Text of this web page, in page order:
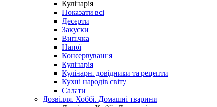
Кулінарія
Показати всі
Десерти
Закуски
Випічка
Напої
Консервування
Кулінарія
Кулінарні довідники та рецепти
Кухні народів світу
Салати
Дозвілля. Хоббі. Домашні тварини